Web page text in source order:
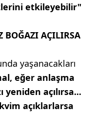
etkileyebilir"
BOĞAZI AÇILIRSA
yaşanacakları
eğer anlaşma
yeniden açılırsa...
açıklarlarsa